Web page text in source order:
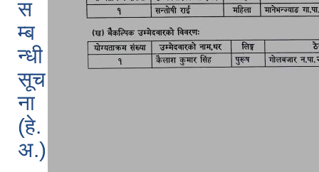
स
म्ब
न्धी
सूच
ना
(हे.
अ.)